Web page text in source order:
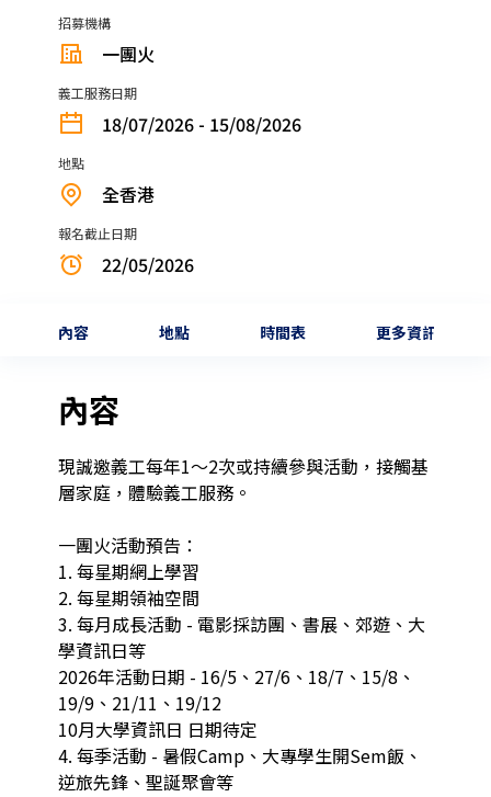
招募機構
一團火
義工服務日期
18/07/2026 - 15/08/2026
地點
全香港
報名截止日期
22/05/2026
內容 地點 時間表 更多資訊
內容
現誠邀義工每年1～2次或持續參與活動，接觸基
層家庭，體驗義工服務。
一團火活動預告：
1. 每星期網上學習
2. 每星期領袖空間
3. 每月成長活動 - 電影採訪團、書展、郊遊、大
學資訊日等
2026年活動日期 - 16/5、27/6、18/7、15/8、
19/9、21/11、19/12
10月大學資訊日 日期待定
4. 每季活動 - 暑假Camp、大專學生開Sem飯、
逆旅先鋒、聖誕聚會等